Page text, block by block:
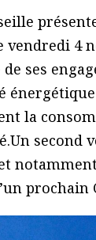
vendredi 4
ses
la
second
prochain